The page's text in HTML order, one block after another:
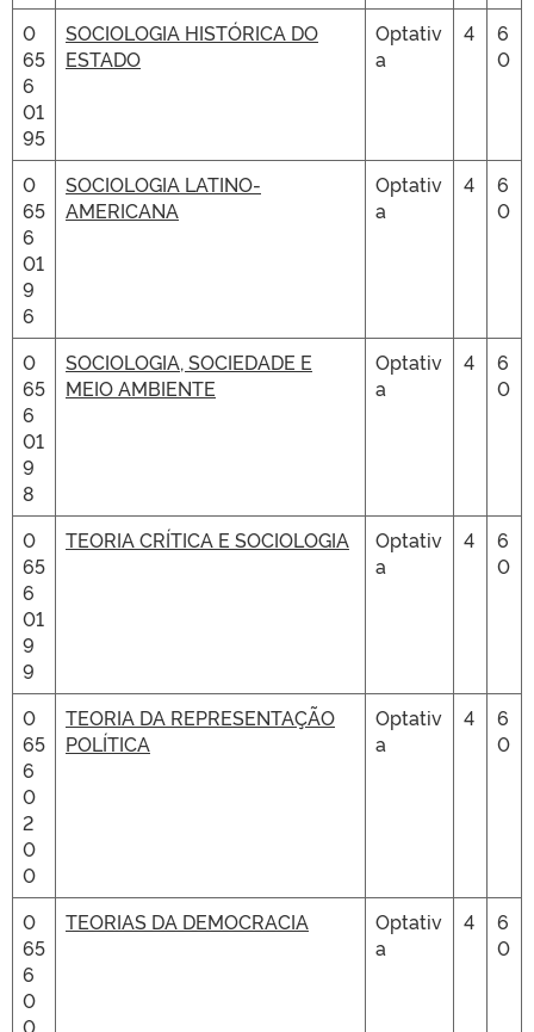
0
65
6
01
95
SOCIOLOGIA HISTÓRICA DO
ESTADO
Optativ
a
4
6
0
0
65
6
01
9
6
SOCIOLOGIA LATINO-
AMERICANA
Optativ
a
4
6
0
0
65
6
01
9
8
SOCIOLOGIA, SOCIEDADE E
MEIO AMBIENTE
Optativ
a
4
6
0
0
65
6
01
9
9
TEORIA CRÍTICA E SOCIOLOGIA
Optativ
a
4
6
0
0
65
6
0
2
0
0
TEORIA DA REPRESENTAÇÃO
POLÍTICA
Optativ
a
4
6
0
0
65
6
0
0
TEORIAS DA DEMOCRACIA
Optativ
a
4
6
0